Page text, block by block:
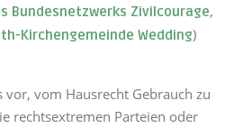
Bundesnetzwerks Zivilcourage,
Kirchengemeinde Wedding)
vom Hausrecht Gebrauch zu
rechtsextremen Parteien oder